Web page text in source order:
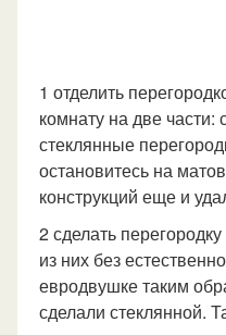
1 отделить
комнату на две части:
стеклянные
остановитесь на
конструкций еще и
2 сделать
из них без
евродвушке таким
сделали стеклянной.